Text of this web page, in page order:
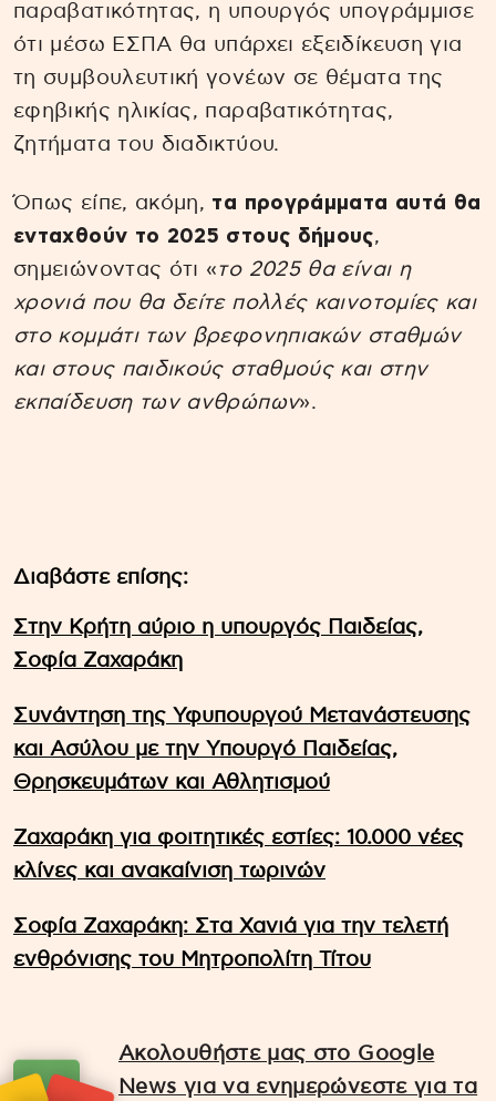
παραβατικότητας, η υπουργός υπογράμμισε
ότι μέσω ΕΣΠΑ θα υπάρχει εξειδίκευση για
τη συμβουλευτική γονέων σε θέματα της
εφηβικής ηλικίας, παραβατικότητας,
ζητήματα του διαδικτύου.
Όπως είπε, ακόμη, τα προγράμματα αυτά θα
ενταχθούν το 2025 στους δήμους,
σημειώνοντας ότι «το 2025 θα είναι η
χρονιά που θα δείτε πολλές καινοτομίες και
στο κομμάτι των βρεφονηπιακών σταθμών
και στους παιδικούς σταθμούς και στην
εκπαίδευση των ανθρώπων».
Διαβάστε επίσης:
Στην Κρήτη αύριο η υπουργός Παιδείας,
Σοφία Ζαχαράκη
Συνάντηση της Υφυπουργού Μετανάστευσης
και Ασύλου με την Υπουργό Παιδείας,
Θρησκευμάτων και Αθλητισμού
Ζαχαράκη για φοιτητικές εστίες: 10.000 νέες
κλίνες και ανακαίνιση τωρινών
Σοφία Ζαχαράκη: Στα Χανιά για την τελετή
ενθρόνισης του Μητροπολίτη Τίτου
Ακολουθήστε μας στο Google
News για να ενημερώνεστε για τα